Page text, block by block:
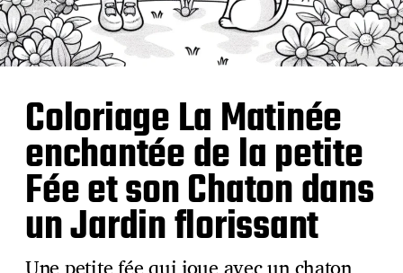
Coloriage La Matinée
enchantée de la petite
Fée et son Chaton dans
un Jardin florissant